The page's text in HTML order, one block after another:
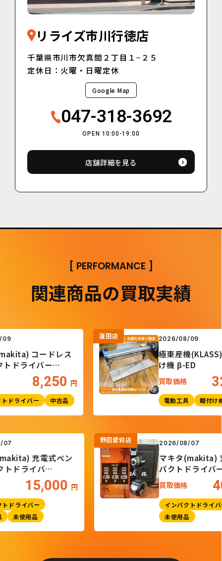
リライズ市川行徳店
千葉県市川市欠真間２丁目１−２５
定休日：火曜・日曜定休
Google Map
047-318-3692
OPEN 10:00-19:00
店舗詳細を見る
[ PERFORMANCE ]
関連商品の買取実績
コードレス
ライバー
8,250 円
イバー 中古品
蓮田店 2026/08/09
極東産機(KLASS) 手
け機 β-ED
買取価格
電動工具 糊付け機
08/07
タ(makita) 充電式ペン
クトドライバ
格 15,000
パクトドライバー
工具
未使用品
野田愛宕店 2026/08/07
マキタ
パクトドラ
買取価格
インパクトド
未使用品